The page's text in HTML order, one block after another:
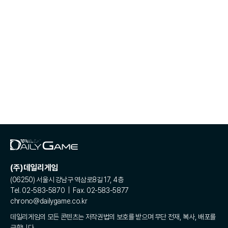
(주)데일리게임
(06250) 서울시 강남구 역삼로8길 17, 4층
Tel. 02-583-5870 | Fax. 02-583-5877
chrono@dailygame.co.kr
데일리게임의 모든 콘텐츠는 저작권법의 보호를 받으며 무단 전재, 복사, 배포를